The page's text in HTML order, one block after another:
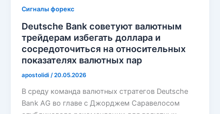
Сигналы форекс
Deutsche Bank советуют валютным
трейдерам избегать доллара и
сосредоточиться на относительных
показателях валютных пар
apostolidi/20.05.2026
В среду команда валютных стратегов Deutsche
Bank AG во главе с Джорджем Саравелосом